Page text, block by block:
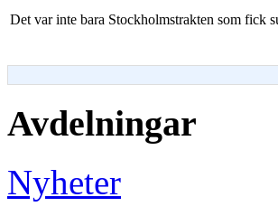
Det var inte bara Stockholmstrakten som fick
Avdelningar
Nyheter